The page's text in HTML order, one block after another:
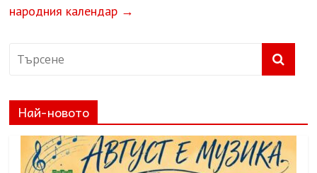
народния календар →
Най-новото